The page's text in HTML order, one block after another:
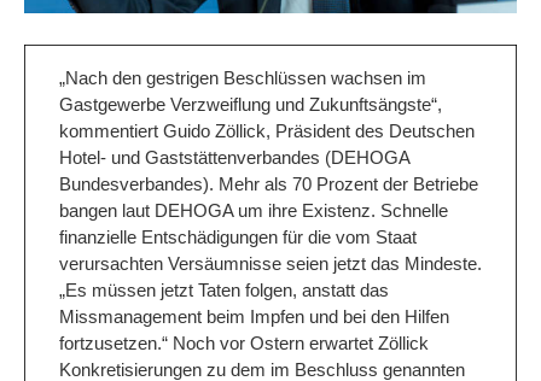
„Nach den gestrigen Beschlüssen wachsen im
Gastgewerbe Verzweiflung und Zukunftsängste“,
kommentiert Guido Zöllick, Präsident des Deutschen
Hotel- und Gaststättenverbandes (DEHOGA
Bundesverbandes). Mehr als 70 Prozent der Betriebe
bangen laut DEHOGA um ihre Existenz. Schnelle
finanzielle Entschädigungen für die vom Staat
verursachten Versäumnisse seien jetzt das Mindeste.
„Es müssen jetzt Taten folgen, anstatt das
Missmanagement beim Impfen und bei den Hilfen
fortzusetzen.“ Noch vor Ostern erwartet Zöllick
Konkretisierungen zu dem im Beschluss genannten